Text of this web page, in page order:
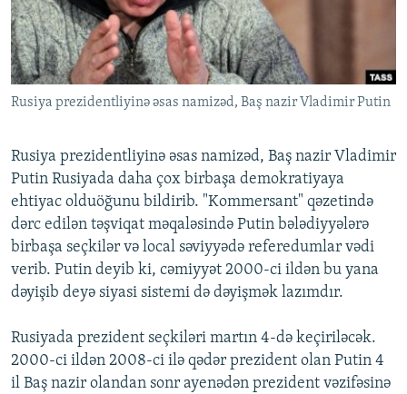
İNFOQRAFIKA
KARIKATURA
AZƏRBAYCAN ƏDƏBIYYATI KITABXANASI
İSLAM VƏ DEMOKRATIYA
İZ - MƏDƏNIYYƏT PROQRAMI
MISSIYAMIZ
PEŞƏ ETIKASI VƏ JURNALISTIKA STANDARTLARIMIZ
MATERIALLARIMIZDAN ISTIFADƏ
AZADLIQRADIOSU MOBIL TELEFONUNUZDA
XƏBƏR BÜLLETENLƏRIMIZ
BIZI IZLƏ
RFE/RL-in bütün saytları
Rusiya prezidentliyinə əsas namizəd, Baş nazir Vladimir Putin
Rusiya prezidentliyinə əsas namizəd, Baş nazir Vladimir
Putin Rusiyada daha çox birbaşa demokratiyaya
ehtiyac olduöğunu bildirib. "Kommersant" qəzetində
dərc edilən təşviqat məqaləsində Putin bələdiyyələrə
birbaşa seçkilər və local səviyyədə referedumlar vədi
verib. Putin deyib ki, cəmiyyət 2000-ci ildən bu yana
dəyişib deyə siyasi sistemi də dəyişmək lazımdır.
Rusiyada prezident seçkiləri martın 4-də keçiriləcək.
2000-ci ildən 2008-ci ilə qədər prezident olan Putin 4
il Baş nazir olandan sonr ayenədən prezident vəzifəsinə